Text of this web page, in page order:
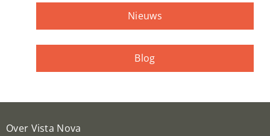
Nieuws
Blog
Over Vista Nova